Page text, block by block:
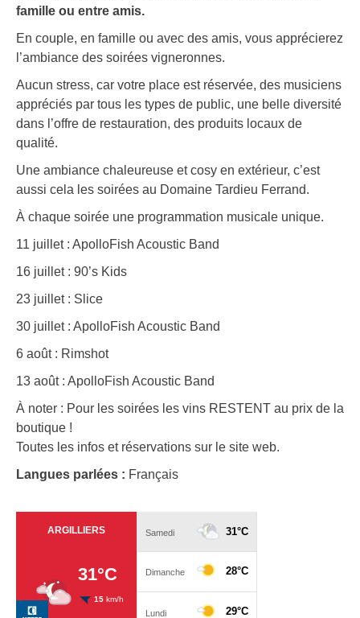
famille ou entre amis.
En couple, en famille ou avec des amis, vous apprécierez
l’ambiance des soirées vigneronnes.
Aucun stress, car votre place est réservée, des musiciens
appréciés par tous les types de public, une belle diversité
dans l’offre de restauration, des produits locaux de
qualité.
Une ambiance chaleureuse et cosy en extérieur, c’est
aussi cela les soirées au Domaine Tardieu Ferrand.
À chaque soirée une programmation musicale unique.
11 juillet : ApolloFish Acoustic Band
16 juillet : 90’s Kids
23 juillet : Slice
30 juillet : ApolloFish Acoustic Band
6 août : Rimshot
13 août : ApolloFish Acoustic Band
À noter : Pour les soirées les vins RESTENT au prix de la
boutique !
Toutes les infos et réservations sur le site web.
Langues parlées : Français